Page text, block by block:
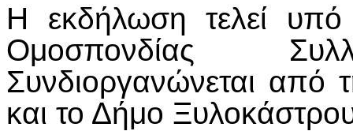
Η εκδήλωση τελεί υπό
Ομοσπονδίας
Συνδιοργανώνεται από
και το Δήμο